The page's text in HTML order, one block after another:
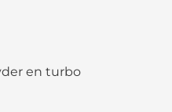
en turbo